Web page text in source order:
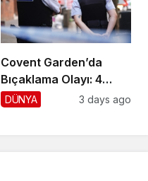
Covent Garden’da
Bıçaklama Olayı: 4
Yaralı, 1 Gözaltı
DÜNYA 3 days ago